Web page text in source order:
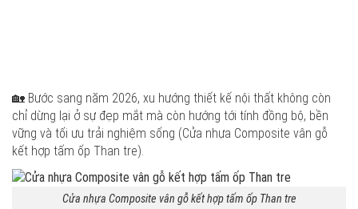
🏡 Bước sang năm 2026, xu hướng thiết kế nội thất không còn
chỉ dừng lại ở sự đẹp mắt mà còn hướng tới tính đồng bộ, bền
vững và tối ưu trải nghiệm sống (Cửa nhựa Composite vân gỗ
kết hợp tấm ốp Than tre).
Cửa nhựa Composite vân gỗ kết hợp tấm ốp Than tre